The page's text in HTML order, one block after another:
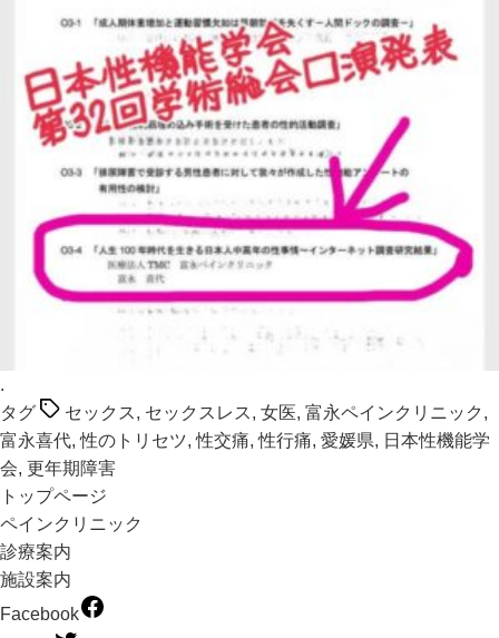
.
タグ
セックス, セックスレス, 女医, 富永ペインクリニック ,
富永喜代,性のトリセツ,性交痛,性行痛, 愛媛県, 日本性機能学
会, 更年期障害
トップページ
ペインクリニック
診療案内
施設案内
Facebook